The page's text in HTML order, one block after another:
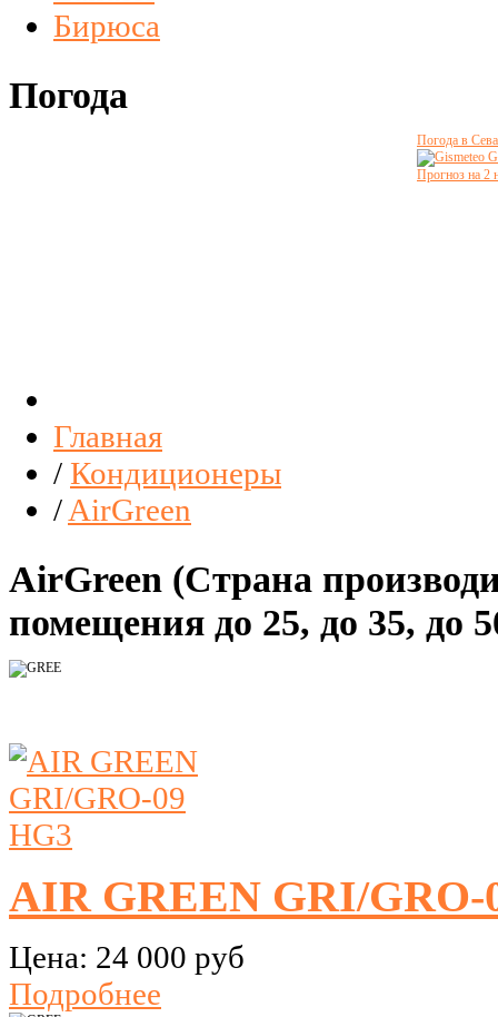
Бирюса
Погода
Погода в
Прогноз на 2
Главная
/ Кондиционеры
/ AirGreen
AirGreen (Страна
помещения до 25, до 35, до
AIR GREEN GRI/GRO-
Цена: 24 000 руб
Подробнее